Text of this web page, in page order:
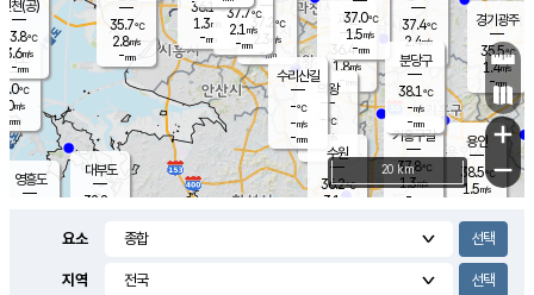
의도
℃
m/s
mm
영흥도
과천
36.4℃
1.8m/s
- mm
용인
38.5℃
1.5m/s
경기광주
35.5℃
1.4m/s
-mm
대부도
32.8
의왕
- ℃
m/s
mm
37.2 ℃
2.3 m/s
-mm
36.1℃
1.3m/s
-mm
37.7℃
2.1 m/s
-mm
37.4℃
2.4m/s
-mm
37.0℃
1.5m/s
-mm
기흥구갈
37.8℃
1.3m/s
-
수리산길
-℃
-m/s
-mm
분당구
38.1℃
-m/s
-mm
인천(공)
33.8℃
3.6m/s
-mm
수원
36.2℃
3.1 m/s
35.7℃
2.8m/s
-mm
+
−
20 km
요소
지역